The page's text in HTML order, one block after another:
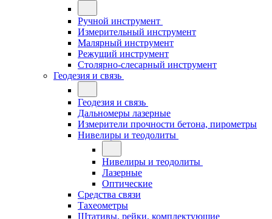
Ручной инструмент
Измерительный инструмент
Малярный инструмент
Режущий инструмент
Столярно-слесарный инструмент
Геодезия и связь
Геодезия и связь
Дальномеры лазерные
Измерители прочности бетона, пирометры
Нивелиры и теодолиты
Нивелиры и теодолиты
Лазерные
Оптические
Средства связи
Тахеометры
Штативы, рейки, комплектующие